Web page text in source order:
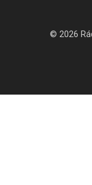
© 2026